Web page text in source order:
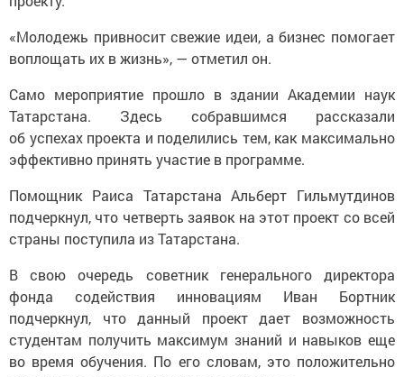
«Молодежь привносит свежие идеи, а бизнес помогает
воплощать их в жизнь», — отметил он.
Само мероприятие прошло в здании Академии наук
Татарстана. Здесь собравшимся рассказали
об успехах проекта и поделились тем, как максимально
эффективно принять участие в программе.
Помощник Раиса Татарстана Альберт Гильмутдинов
подчеркнул, что четверть заявок на этот проект со всей
страны поступила из Татарстана.
В свою очередь советник генерального директора
фонда содействия инновациям Иван Бортник
подчеркнул, что данный проект дает возможность
студентам получить максимум знаний и навыков еще
во время обучения. По его словам, это положительно